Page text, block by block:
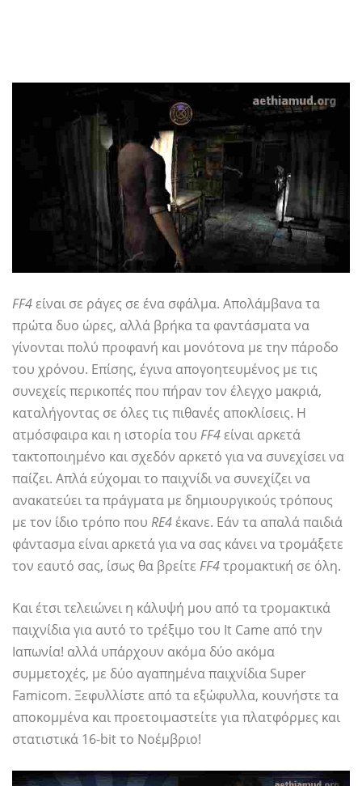
FF4είναι σε ράγες σε ένα σφάλμα. Απολάμβανα τα
πρώτα δυο ώρες, αλλά βρήκα τα φαντάσματα να
γίνονται πολύ προφανή και μονότονα με την πάροδο
του χρόνου. Επίσης, έγινα απογοητευμένος με τις
συνεχείς περικοπές που πήραν τον έλεγχο μακριά,
καταλήγοντας σε όλες τις πιθανές αποκλίσεις. Η
ατμόσφαιρα και η ιστορία του FF4είναι αρκετά
τακτοποιημένο και σχεδόν αρκετό για να συνεχίσει να
παίζει. Απλά εύχομαι το παιχνίδι να συνεχίζει να
ανακατεύει τα πράγματα με δημιουργικούς τρόπους
με τον ίδιο τρόπο που RE4έκανε. Εάν τα απαλά παιδιά
φάντασμα είναι αρκετά για να σας κάνει να τρομάξετε
τον εαυτό σας, ίσως θα βρείτε FF4τρομακτική σε όλη.
Και έτσι τελειώνει η κάλυψή μου από τα τρομακτικά
παιχνίδια για αυτό το τρέξιμο του It Came από την
Ιαπωνία! αλλά υπάρχουν ακόμα δύο ακόμα
συμμετοχές, με δύο αγαπημένα παιχνίδια Super
Famicom. Ξεφυλλίστε από τα εξώφυλλα, κουνήστε τα
αποκομμένα και προετοιμαστείτε για πλατφόρμες και
στατιστικά 16-bit το Νοέμβριο!